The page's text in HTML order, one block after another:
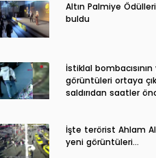
Altın Palmiye
buldu
İstiklal
görüntüleri ortaya
saldırıdan saatler
İşte terörist Ahlam
yeni görüntüleri…